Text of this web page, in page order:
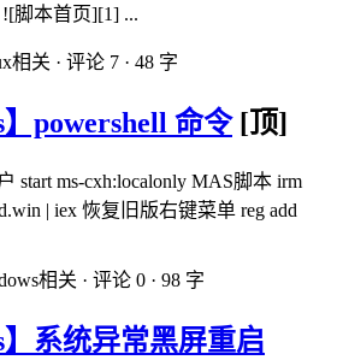
脚本首页][1] ...
相关 · 评论 7 · 48 字
】powershell 命令 [顶]
start ms-cxh:localonly MAS脚本 irm
| iex 恢复旧版右键菜单 reg add
相关 · 评论 0 · 98 字
】系统异常黑屏重启